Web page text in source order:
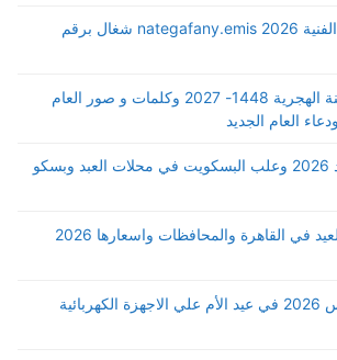
رابط نتيجة الدبلومات الفنية 2026 nategafany.emis شغال برقم
رسائل تهنئة رأس السنة الهجرية 1448- 2027 وكلمات و صور العام
جميع أسعار كحك العيد 2026 وعلب البسكويت في محلات العبد وبسكو
اجمل أماكن خروجة العيد في القاهرة والمحافظات واسعارها 2026
تخفيضات كارفور مارس 2026 في عيد الأم علي الاجهزة الكهربائية